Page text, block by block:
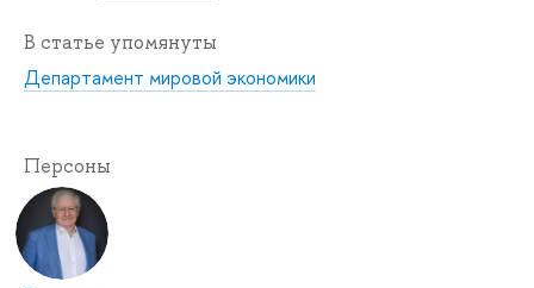
В статье упомянуты
Департамент мировой экономики
Персоны